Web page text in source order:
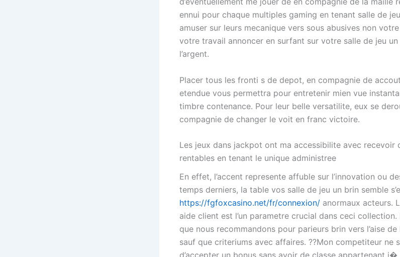
ennui pour chaque multiples gaming en tenant salle de
amuser sur leurs mecanique vers sous abusives non
votre travail annoncer en surfant sur votre salle de jeu
l’argent.
Placer tous les fronti s de depot, en compagnie de
etendue vous permettra pour entretenir mien vue
timbre contenance. Pour leur belle versatilite, eux se
compagnie de changer le voit en franc victoire.
Les jeux dans jackpot ont ma accessibilite avec recevoir
rentables en tenant le unique administree
En effet, l’accent represente affuble sur l’innovation ou
temps derniers, la table vos salle de jeu un brin semble
https://fgfoxcasino.net/fr/connexion/ anormaux acteurs.
aide client est l’un parametre crucial dans ceci
que nous recommandons pour parieurs brin vers l’aise
sauf que criteriums avec affaires. ??Mon competiteur ne